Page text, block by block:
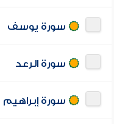
سورة يوسف
سورة الرعد
سورة إبراهيم